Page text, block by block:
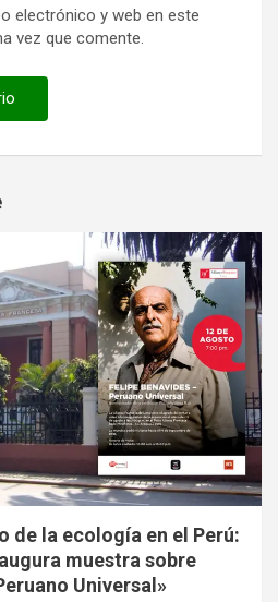
electrónico y web en este
vez que comente.
de la ecología en el Perú:
muestra sobre
Universal»